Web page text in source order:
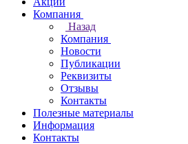
Компания
Назад
Компания
Новости
Публикации
Реквизиты
Отзывы
Контакты
Полезные материалы
Информация
Контакты